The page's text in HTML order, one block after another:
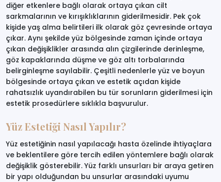
diğer etkenlere bağlı olarak ortaya çıkan cilt
sarkmalarının ve kırışıklıklarının giderilmesidir. Pek çok
kişide yaş alma belirtileri ilk olarak göz çevresinde ortaya
çıkar. Aynı şekilde yüz bölgesinde zaman içinde ortaya
çıkan değişiklikler arasında alın çizgilerinde derinleşme,
göz kapaklarında düşme ve göz altı torbalarında
belirginleşme sayılabilir. Çeşitli nedenlerle yüz ve boyun
bölgesinde ortaya çıkan ve estetik açıdan kişide
rahatsızlık uyandırabilen bu tür sorunların giderilmesi için
estetik prosedürlere sıklıkla başvurulur.
Yüz Estetiği Nasıl Yapılır?
Yüz estetiğinin nasıl yapılacağı hasta özelinde ihtiyaçlara
ve beklentilere göre tercih edilen yöntemlere bağlı olarak
değişiklik gösterebilir. Yüz farklı unsurları bir araya getiren
bir yapı olduğundan bu unsurlar arasındaki uyumu